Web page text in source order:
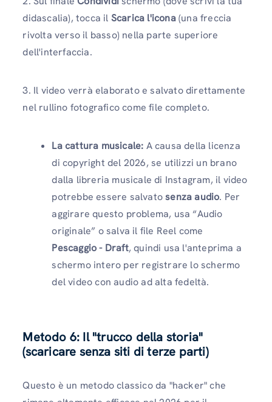
didascalia), tocca il Scarica l'icona(una freccia
rivolta verso il basso) nella parte superiore
dell'interfaccia.
3. Il video verrà elaborato e salvato direttamente
nel rullino fotografico come file completo.
La cattura musicale: A causa della licenza
di copyright del 2026, se utilizzi un brano
dalla libreria musicale di Instagram, il video
potrebbe essere salvatosenza audio. Per
aggirare questo problema, usa “Audio
originale” o salva il file Reel come
Pescaggio - Draft, quindi usa l'anteprima a
schermo intero per registrare lo schermo
del video con audio ad alta fedeltà.
Metodo 6: Il "trucco della storia"
(scaricare senza siti di terze parti)
Questo è un metodo classico da "hacker" che